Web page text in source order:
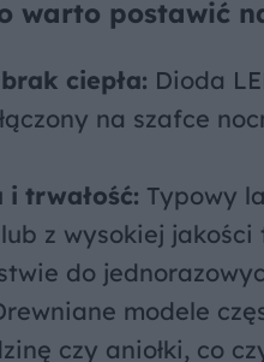
warto postawić
ciepła: Dioda
na szafce
i trwałość: Typowy
z wysokiej
do
modele
czy aniołki, co